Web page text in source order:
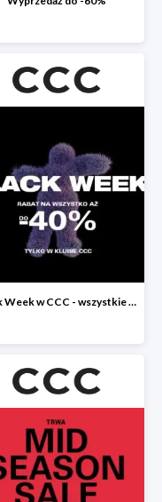
Black Week w CCC - wszystkie produkty do -40%